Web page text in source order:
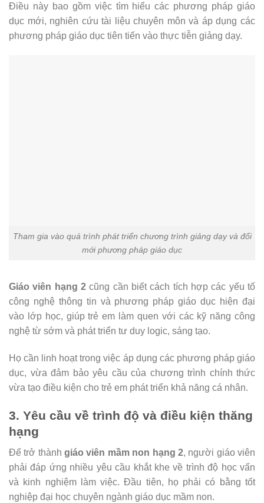
Điều này bao gồm việc tìm hiểu các phương pháp giáo
dục mới, nghiên cứu tài liệu chuyên môn và áp dụng các
phương pháp giáo dục tiên tiến vào thực tiễn giảng dạy.
Tham gia vào quá trình phát triển chương trình giảng dạy và đổi
mới phương pháp giáo dục
Giáo viên hạng 2 cũng cần biết cách tích hợp các yếu tố
công nghệ thông tin và phương pháp giáo dục hiện đại
vào lớp học, giúp trẻ em làm quen với các kỹ năng công
nghệ từ sớm và phát triển tư duy logic, sáng tạo.
Họ cần linh hoạt trong việc áp dụng các phương pháp giáo
dục, vừa đảm bảo yêu cầu của chương trình chính thức
vừa tạo điều kiện cho trẻ em phát triển khả năng cá nhân.
3. Yêu cầu về trình độ và điều kiện thăng
hạng
Để trở thànhgiáo viên mầm non hạng 2, người giáo viên
phải đáp ứng nhiều yêu cầu khắt khe về trình độ học vấn
và kinh nghiệm làm việc. Đầu tiên, họ phải có bằng tốt
nghiệp đại học chuyên ngành giáo dục mầm non.